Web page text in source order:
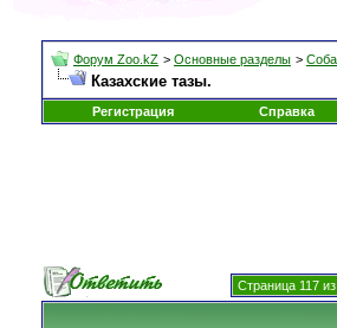
Форум Zoo.kZ > Основные разделы >
Казахские тазы.
Регистрация Справка
Страница 117